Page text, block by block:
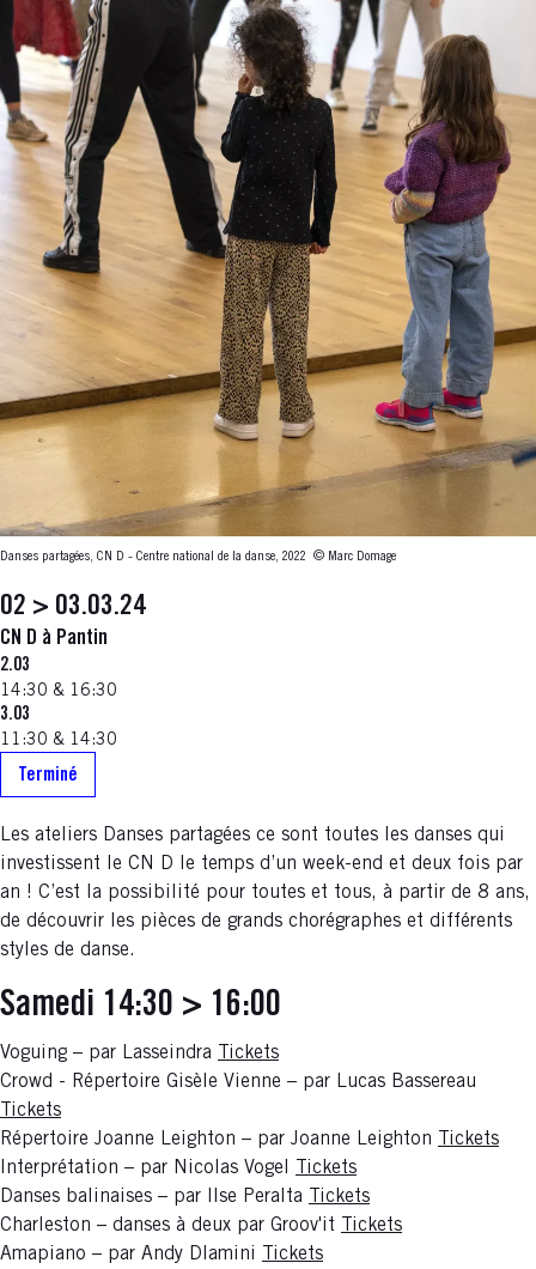
Danses partagées, CN D - Centre national de la danse, 2022 © Marc Domage
02 > 03.03.24
CN D à Pantin
2.03
14:30 & 16:30
3.03
11:30 & 14:30
Terminé
Les ateliers Danses partagées ce sont toutes les danses qui
investissent le CN D le temps d’un week-end et deux fois par
an ! C’est la possibilité pour toutes et tous, à partir de 8 ans,
de découvrir les pièces de grands chorégraphes et différents
styles de danse.
Samedi 14:30 > 16:00
Voguing – par Lasseindra
Tickets
Crowd - Répertoire Gisèle Vienne – par Lucas Bassereau
Tickets
Répertoire Joanne Leighton – par Joanne Leighton
Tickets
Interprétation – par Nicolas Vogel
Tickets
Danses balinaises – par Ilse Peralta
Tickets
Charleston – danses à deux par Groov'it
Tickets
Amapiano – par Andy Dlamini
Tickets